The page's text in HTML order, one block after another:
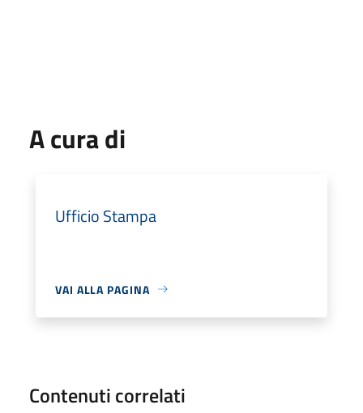
A cura di
Ufficio Stampa
VAI ALLA PAGINA
Contenuti correlati